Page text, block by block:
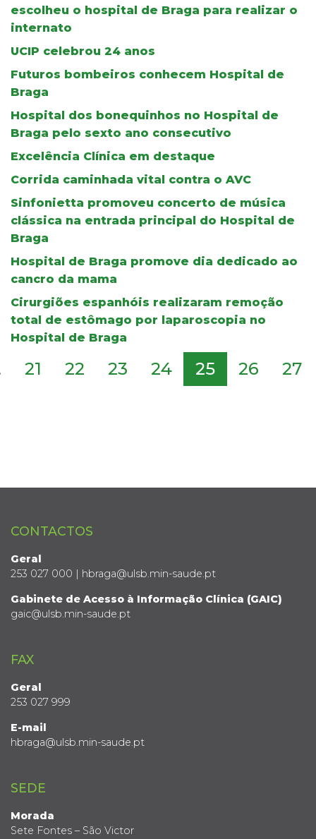
escolheu o hospital de Braga para realizar o
internato
UCIP celebrou 24 anos
Futuros bombeiros conhecem Hospital de
Braga
Hospital dos bonequinhos no Hospital de
Braga pelo sexto ano consecutivo
Excelência Clínica em destaque
Corrida caminhada vital contra o AVC
Sinfonietta promoveu concerto de música
clássica na entrada principal do Hospital de
Braga
Hospital de Braga promove dia dedicado ao
cancro da mama
Cirurgiões espanhóis realizaram remoção
total de estômago por laparoscopia no
Hospital de Braga
21 22 23 24 25 26 27
CONTACTOS
Geral
253 027 000 | hbraga@ulsb.min-saude.pt
Gabinete de Acesso à Informação Clínica (GAIC)
gaic@ulsb.min-saude.pt
FAX
Geral
253 027 999
E-mail
hbraga@ulsb.min-saude.pt
SEDE
Morada
Sete Fontes – São Victor